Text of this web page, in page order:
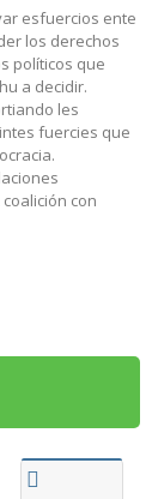
esfuercios ente
los derechos
políticos que
a decidir.
les
fuercies que
con